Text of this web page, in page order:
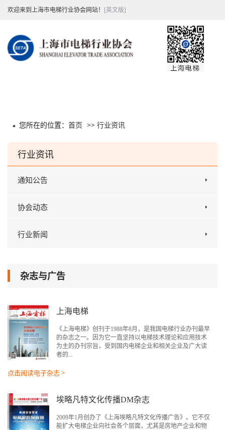
欢迎来到上海市电梯行业协会网站！ [英文版]
您所在的位置： 首页 >> 行业资讯
行业资讯
通知公告
协会动态
行业新闻
杂志与广告
上海电梯
《上海电梯》创刊于1988年8月，是我国电梯行业办刊最早
的杂志之一。因为它一直坚持以电梯技术理论和应用技术
为主的办刊宗旨，受到国内电梯企业和相关企业及广大读
者的...
点击阅读电子杂志 >
埃略凡特文化传播DM杂志
2009年1月创办了《上海埃略凡特文化传播广告》。它不仅
能扩大电梯企业向社会各个层面，尤其是房地产企业和物